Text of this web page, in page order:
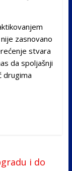
zasnovano
stvara
da spoljašnji
drugima
i do